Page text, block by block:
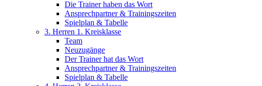
Die Trainer haben das Wort
Ansprechpartner & Trainingszeiten
Spielplan & Tabelle
3. Herren 1. Kreisklasse
Team
Neuzugänge
Der Trainer hat das Wort
Ansprechpartner & Trainingszeiten
Spielplan & Tabelle